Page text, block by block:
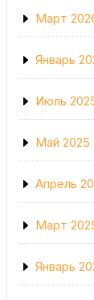
Март
Январь
Июль
Май 2025
Апрель
Март
Январь